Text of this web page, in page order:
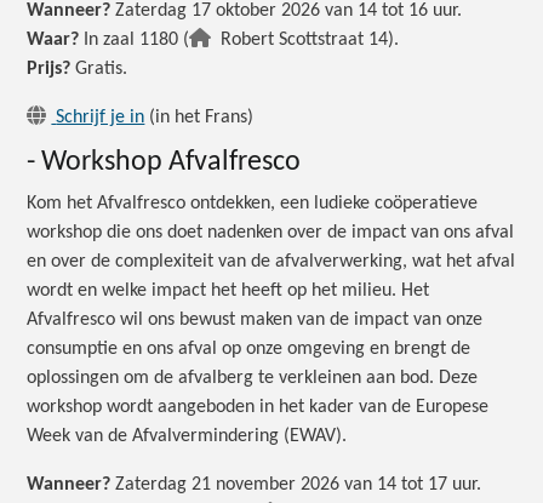
Wanneer? Zaterdag 17 oktober 2026 van 14 tot 16 uur.
Waar? In zaal 1180 (
Robert Scottstraat 14).
Prijs? Gratis.
Schrijf je in (in het Frans)
- Workshop Afvalfresco
Kom het Afvalfresco ontdekken, een ludieke coöperatieve
workshop die ons doet nadenken over de impact van ons afval
en over de complexiteit van de afvalverwerking, wat het afval
wordt en welke impact het heeft op het milieu. Het
Afvalfresco wil ons bewust maken van de impact van onze
consumptie en ons afval op onze omgeving en brengt de
oplossingen om de afvalberg te verkleinen aan bod. Deze
workshop wordt aangeboden in het kader van de Europese
Week van de Afvalvermindering (EWAV).
Wanneer? Zaterdag 21 november 2026 van 14 tot 17 uur.